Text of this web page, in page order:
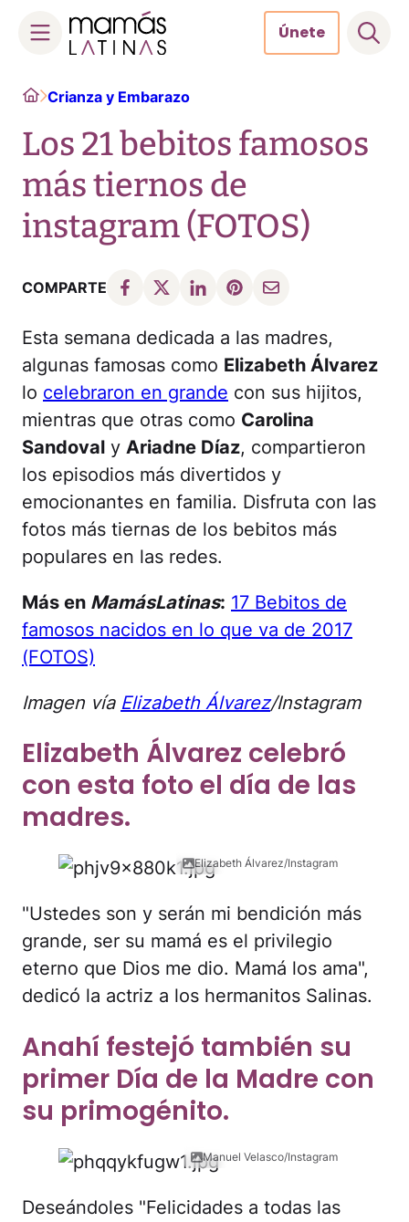
content
Únete
HomeCrianza y Embarazo
Los 21 bebitos famosos
más tiernos de
instagram (FOTOS)
COMPARTE
Esta semana dedicada a las madres,
algunas famosas como Elizabeth Álvarez
lo celebraron en grande con sus hijitos,
mientras que otras como Carolina
Sandoval y Ariadne Díaz, compartieron
los episodios más divertidos y
emocionantes en familia. Disfruta con las
fotos más tiernas de los bebitos más
populares en las redes.
Más en MamásLatinas: 17 Bebitos de
famosos nacidos en lo que va de 2017
(FOTOS)
Imagen vía Elizabeth Álvarez/Instagram
Elizabeth Álvarez celebró
con esta foto el día de las
madres.
Elizabeth Álvarez/Instagram
"Ustedes son y serán mi bendición más
grande, ser su mamá es el privilegio
eterno que Dios me dio. Mamá los ama",
dedicó la actriz a los hermanitos Salinas.
Anahí festejó también su
primer Día de la Madre con
su primogénito.
Manuel Velasco/Instagram
Deseándoles "Felicidades a todas las